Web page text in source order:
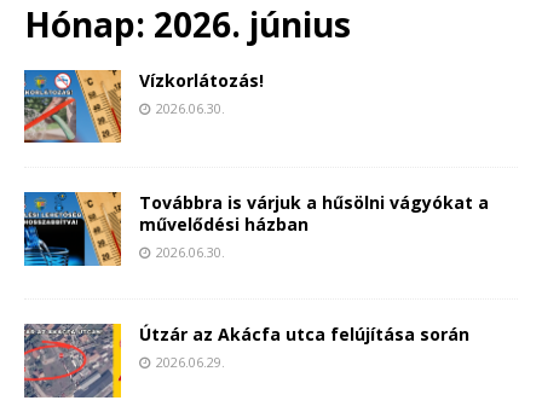
Hónap: 2026. június
Vízkorlátozás!
2026.06.30.
Továbbra is várjuk a hűsölni vágyókat a
művelődési házban
2026.06.30.
Útzár az Akácfa utca felújítása során
2026.06.29.